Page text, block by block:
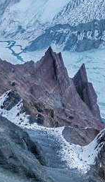
生活体育大会
生态环境 一带一路
保险 云顶对话
目单 栏目 片库